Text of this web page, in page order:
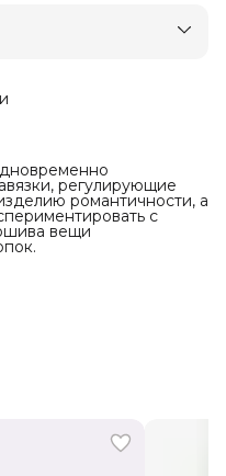
регулирующие
романтичности, а
с
вещи